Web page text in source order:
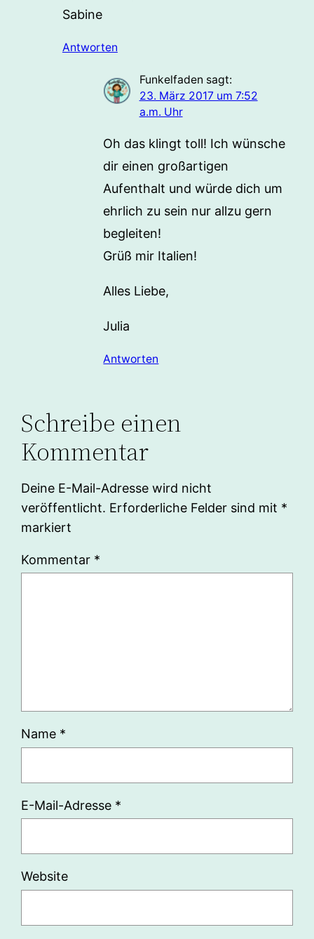
Sabine
Antworten
Funkelfaden sagt:
23. März 2017 um 7:52
a.m. Uhr
Oh das klingt toll! Ich wünsche
dir einen großartigen
Aufenthalt und würde dich um
ehrlich zu sein nur allzu gern
begleiten!
Grüß mir Italien!
Alles Liebe,
Julia
Antworten
Schreibe einen
Kommentar
Deine E-Mail-Adresse wird nicht
veröffentlicht. Erforderliche Felder sind mit *
markiert
Kommentar *
Name *
E-Mail-Adresse *
Website